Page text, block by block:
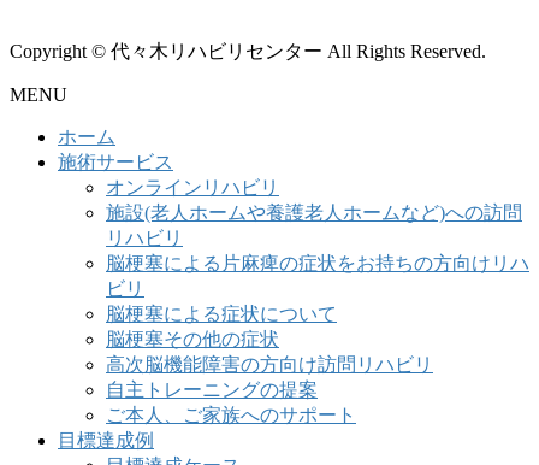
Copyright © 代々木リハビリセンター All Rights Reserved.
MENU
ホーム
施術サービス
オンラインリハビリ
施設(老人ホームや養護老人ホームなど)への訪問
リハビリ
脳梗塞による片麻痺の症状をお持ちの方向けリハ
ビリ
脳梗塞による症状について
脳梗塞その他の症状
高次脳機能障害の方向け訪問リハビリ
自主トレーニングの提案
ご本人、ご家族へのサポート
目標達成例